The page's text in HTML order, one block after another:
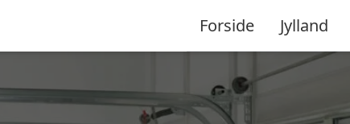
Forside Jylland